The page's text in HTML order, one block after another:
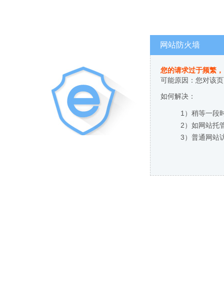
网站防火墙
您的请求过于频繁
可能原因：您对该
如何解决：
1）稍等一段
2）如网站托
3）普通网站